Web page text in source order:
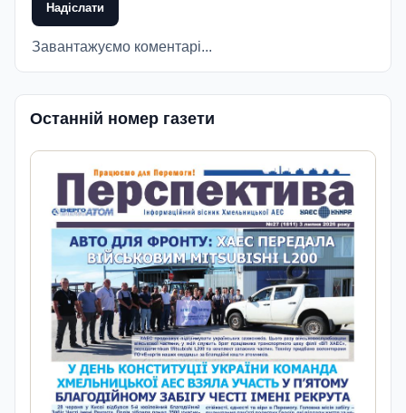
Надіслати
Завантажуємо коментарі...
Останній номер газети